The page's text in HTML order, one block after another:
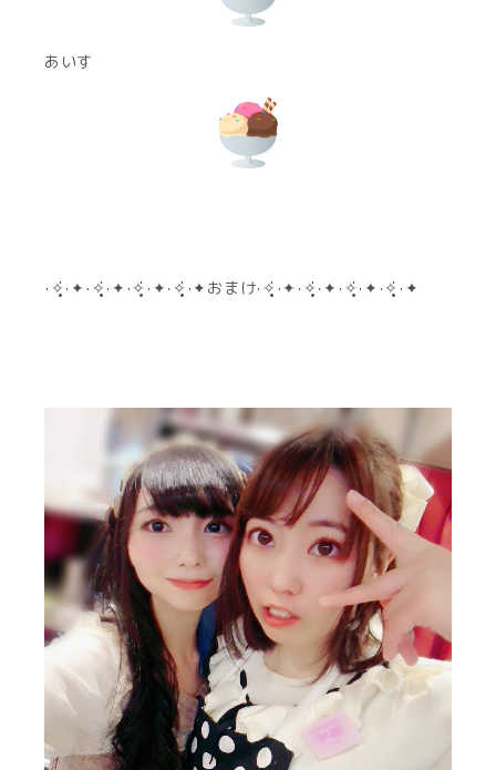
あいす
‧✧̣̥̇‧✦‧✧̣̥̇‧✦‧✧̣̥̇‧✦‧✧̣̥̇‧✦おまけ‧✧̣̥̇‧✦‧✧̣̥̇‧✦‧✧̣̥̇‧✦‧✧̣̥̇‧✦